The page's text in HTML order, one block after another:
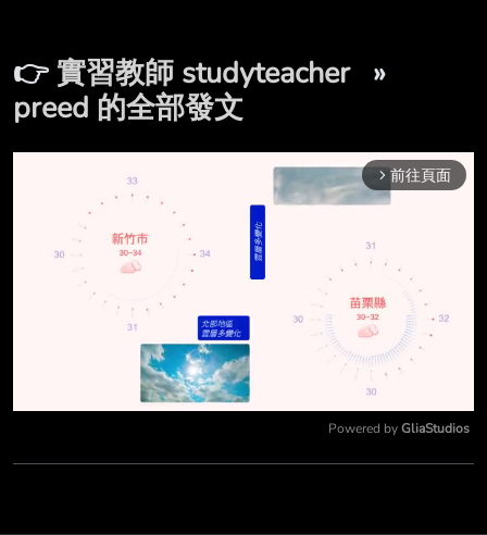
👉實習教師 studyteacher »
preed 的全部發文
arrow_forward_ios 前往頁面
Powered by GliaStudios